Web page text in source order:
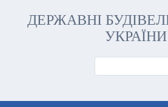
ДЕРЖАВНІ
УКРАЇНИ